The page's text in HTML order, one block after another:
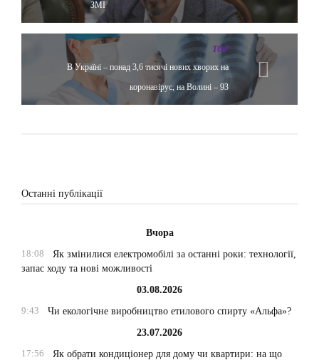
ЗМІ
TOP
В Україні – понад 3,6 тисячі нових хворих на
коронавірус, на Волині – 93
Останні публікації
Вчора
18:08
Як змінилися електромобілі за останні роки: технології,
запас ходу та нові можливості
03.08.2026
9:43
Чи екологічне виробництво етилового спирту «Альфа»?
23.07.2026
17:56
Як обрати кондиціонер для дому чи квартири: на що